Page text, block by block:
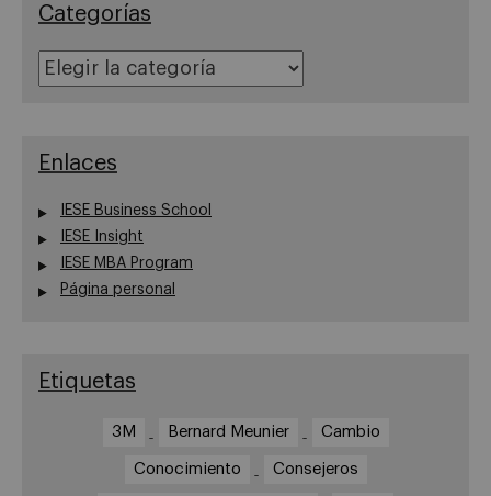
Categorías
Enlaces
IESE Business School
IESE Insight
IESE MBA Program
Página personal
Etiquetas
3M Bernard Meunier Cambio
Conocimiento Consejeros